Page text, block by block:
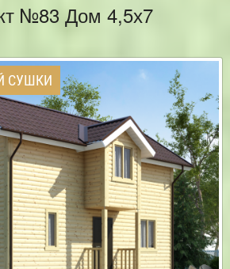
№83 Дом 4,5х7
СУШКИ